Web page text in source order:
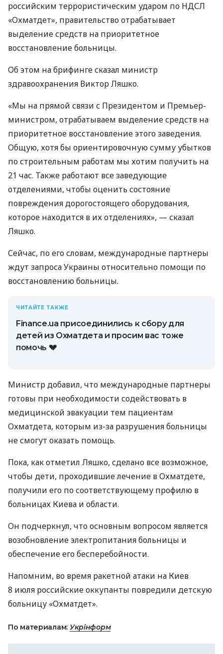
российским террористическим ударом по НДСЛ
«Охматдет», правительство отрабатывает
выделение средств на приоритетное
восстановление больницы.
Об этом на брифинге сказал министр
здравоохранения Виктор Ляшко.
«Мы на прямой связи с Президентом и Премьер-
министром, отрабатываем выделение средств на
приоритетное восстановление этого заведения.
Общую, хотя бы ориентировочную сумму убытков
по строительным работам мы хотим получить на
21 час. Также работают все заведующие
отделениями, чтобы оценить состояние
повреждения дорогостоящего оборудования,
которое находится в их отделениях», — сказал
Ляшко.
Сейчас, по его словам, международные партнеры
ждут запроса Украины относительно помощи по
восстановлению больницы.
ЧИТАЙТЕ ТАКЖЕ
Finance.ua присоединились к сбору для
детей из Охматдета и просим вас тоже
помочь 💔
Министр добавил, что международные партнеры
готовы при необходимости содействовать в
медицинской эвакуации тем пациентам
Охматдета, которым из-за разрушения больницы
не смогут оказать помощь.
Пока, как отметил Ляшко, сделано все возможное,
чтобы дети, проходившие лечение в Охматдете,
получили его по соответствующему профилю в
больницах Киева и области.
Он подчеркнул, что основным вопросом является
возобновление электропитания больницы и
обеспечение его бесперебойности.
Напомним, во время ракетной атаки на Киев
8 июля российские оккупанты повредили детскую
больницу «Охматдет».
По материалам: Укрінформ